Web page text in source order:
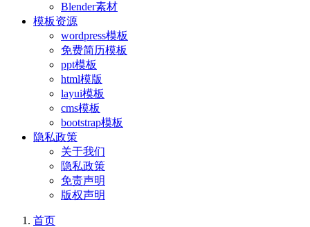
Blender素材
模板资源
wordpress模板
免费简历模板
ppt模板
html模版
layui模板
cms模板
bootstrap模板
隐私政策
关于我们
隐私政策
免责声明
版权声明
首页